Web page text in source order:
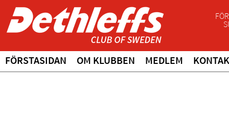
FÖRSTASIDAN OM KLUBBEN MEDLEM